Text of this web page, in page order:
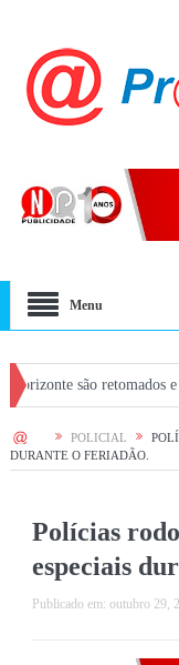
Menu
retomados e ampliam
HOME POLICIAL
DURANTE O FERIADÃO.
Polícias
especiais
Publicado em: outubro 29,